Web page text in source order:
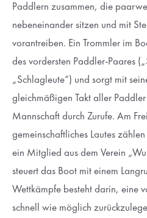
About us
Lorem ipsum dolor sit amet,
elit.
Aenean commodo ligula eget
sociis natoque penatibus et
nascetur ridiculus mus. Donec
Paddlern zusammen, die
nebeneinander sitzen und mit
vorantreiben. Ein Trommler im
des vordersten Paddler-Paares
„Schlagleute“) und sorgt mit
gleichmäßigen Takt aller
Mannschaft durch Zurufe. Am
gemeinschaftliches Lautes
ein Mitglied aus dem Verein
steuert das Boot mit einem
Wettkämpfe besteht darin, eine
schnell wie möglich